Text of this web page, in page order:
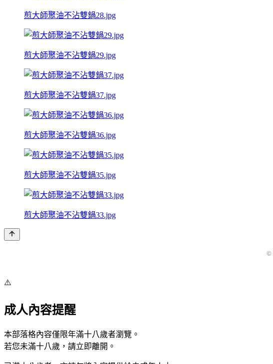
煎大師聚油不沾雙鍋28.jpg
煎大師聚油不沾雙鍋29.jpg
煎大師聚油不沾雙鍋37.jpg
煎大師聚油不沾雙鍋36.jpg
煎大師聚油不沾雙鍋35.jpg
煎大師聚油不沾雙鍋33.jpg
©
⚠️
成人內容提醒
本部落格內容僅限年滿十八歲者瀏覽。
若您未滿十八歲，請立即離開。